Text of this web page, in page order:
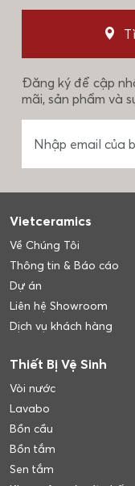
Đăng ký để cập
mãi, sản phẩm và
Vietceramics
Về Chúng Tôi
Thông tin & Báo cáo
Dự án
Liên hệ Showroom
Dịch vụ khách hàng
Thiết Bị Vệ Sinh
Vòi nước
Lavabo
Bồn cầu
Bồn tắm
Sen tắm